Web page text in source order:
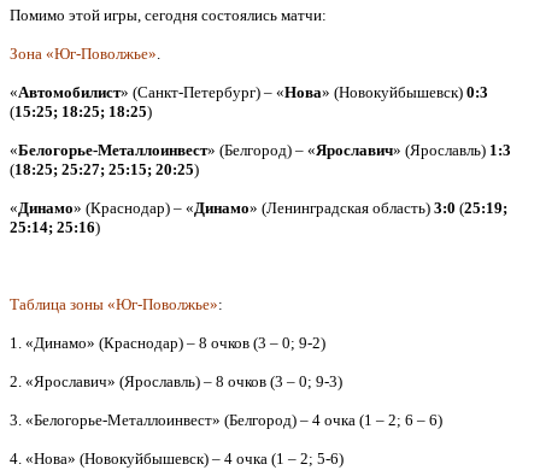
Помимо этой игры, сегодня состоялись матчи:
Зона «Юг-Поволжье».
«Автомобилист» (Санкт-Петербург) – «Нова» (Новокуйбышевск) 0:3
(15:25; 18:25; 18:25)
«Белогорье-Металлоинвест» (Белгород) – «Ярославич» (Ярославль) 1:3
(18:25; 25:27; 25:15; 20:25)
«Динамо» (Краснодар) – «Динамо» (Ленинградская область) 3:0 (25:19;
25:14; 25:16)
Таблица зоны «Юг-Поволжье»:
1. «Динамо» (Краснодар) – 8 очков (3 – 0; 9-2)
2. «Ярославич» (Ярославль) – 8 очков (3 – 0; 9-3)
3. «Белогорье-Металлоинвест» (Белгород) – 4 очка (1 – 2; 6 – 6)
4. «Нова» (Новокуйбышевск) – 4 очка (1 – 2; 5-6)